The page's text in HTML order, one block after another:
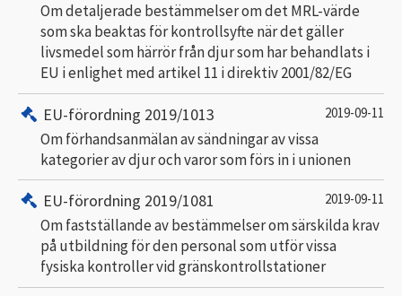
Om detaljerade bestämmelser om det MRL-värde
som ska beaktas för kontrollsyfte när det gäller
livsmedel som härrör från djur som har behandlats i
EU i enlighet med artikel 11 i direktiv 2001/82/EG
EU-förordning 2019/1013 2019-09-11
Om förhandsanmälan av sändningar av vissa
kategorier av djur och varor som förs in i unionen
EU-förordning 2019/1081 2019-09-11
Om fastställande av bestämmelser om särskilda krav
på utbildning för den personal som utför vissa
fysiska kontroller vid gränskontrollstationer